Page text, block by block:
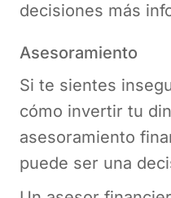
decisiones más
Asesoramiento
Si te sientes
cómo invertir tu
asesoramiento
puede ser una